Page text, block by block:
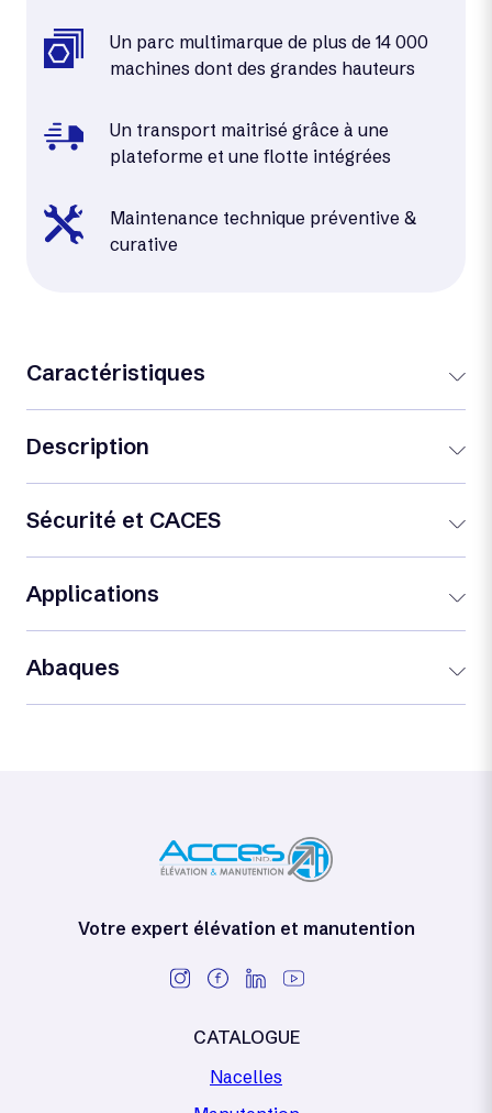
Un parc multimarque de plus de 14 000
machines dont des grandes hauteurs
Un transport maitrisé grâce à une
plateforme et une flotte intégrées
Maintenance technique préventive &
curative
Caractéristiques
Description
Sécurité et CACES
Applications
Abaques
Votre expert élévation et manutention
CATALOGUE
Nacelles